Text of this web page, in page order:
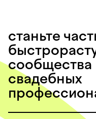
станьте
сообщества
свадебных